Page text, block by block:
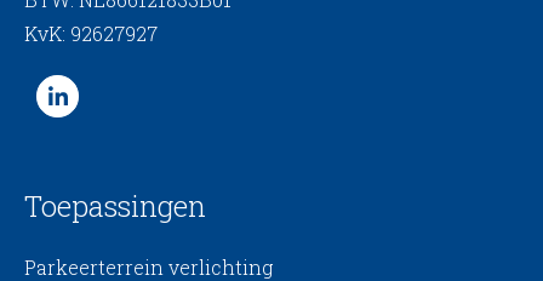
KvK: 92627927
Toepassingen
Parkeerterrein verlichting